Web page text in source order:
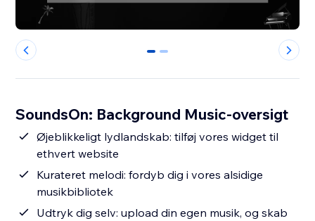
0 1
SoundsOn: Background Music-oversigt
Øjeblikkeligt lydlandskab: tilføj vores widget til
ethvert website
Kurateret melodi: fordyb dig i vores alsidige
musikbibliotek
Udtryk dig selv: upload din egen musik, og skab